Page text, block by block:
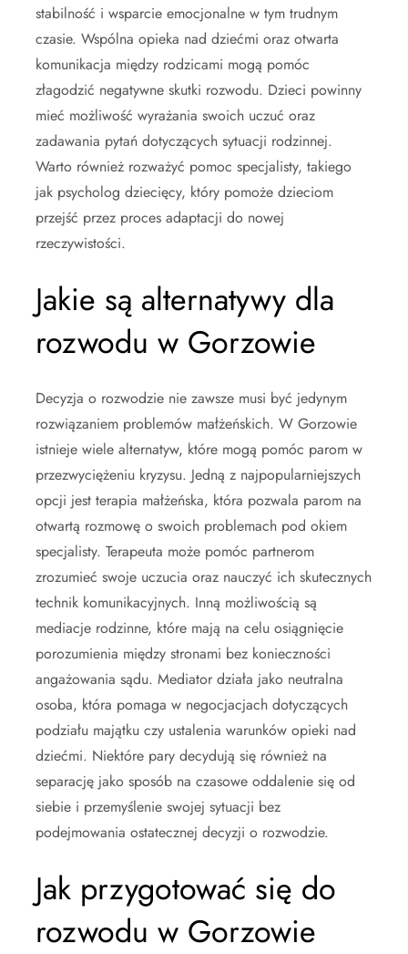
stabilność i wsparcie emocjonalne w tym trudnym
czasie. Wspólna opieka nad dziećmi oraz otwarta
komunikacja między rodzicami mogą pomóc
złagodzić negatywne skutki rozwodu. Dzieci powinny
mieć możliwość wyrażania swoich uczuć oraz
zadawania pytań dotyczących sytuacji rodzinnej.
Warto również rozważyć pomoc specjalisty, takiego
jak psycholog dziecięcy, który pomoże dzieciom
przejść przez proces adaptacji do nowej
rzeczywistości.
Jakie są alternatywy dla
rozwodu w Gorzowie
Decyzja o rozwodzie nie zawsze musi być jedynym
rozwiązaniem problemów małżeńskich. W Gorzowie
istnieje wiele alternatyw, które mogą pomóc parom w
przezwyciężeniu kryzysu. Jedną z najpopularniejszych
opcji jest terapia małżeńska, która pozwala parom na
otwartą rozmowę o swoich problemach pod okiem
specjalisty. Terapeuta może pomóc partnerom
zrozumieć swoje uczucia oraz nauczyć ich skutecznych
technik komunikacyjnych. Inną możliwością są
mediacje rodzinne, które mają na celu osiągnięcie
porozumienia między stronami bez konieczności
angażowania sądu. Mediator działa jako neutralna
osoba, która pomaga w negocjacjach dotyczących
podziału majątku czy ustalenia warunków opieki nad
dziećmi. Niektóre pary decydują się również na
separację jako sposób na czasowe oddalenie się od
siebie i przemyślenie swojej sytuacji bez
podejmowania ostatecznej decyzji o rozwodzie.
Jak przygotować się do
rozwodu w Gorzowie